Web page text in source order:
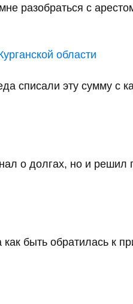
разобраться с
области
списали эту сумму с
о долгах, но и решил
быть обратилась к